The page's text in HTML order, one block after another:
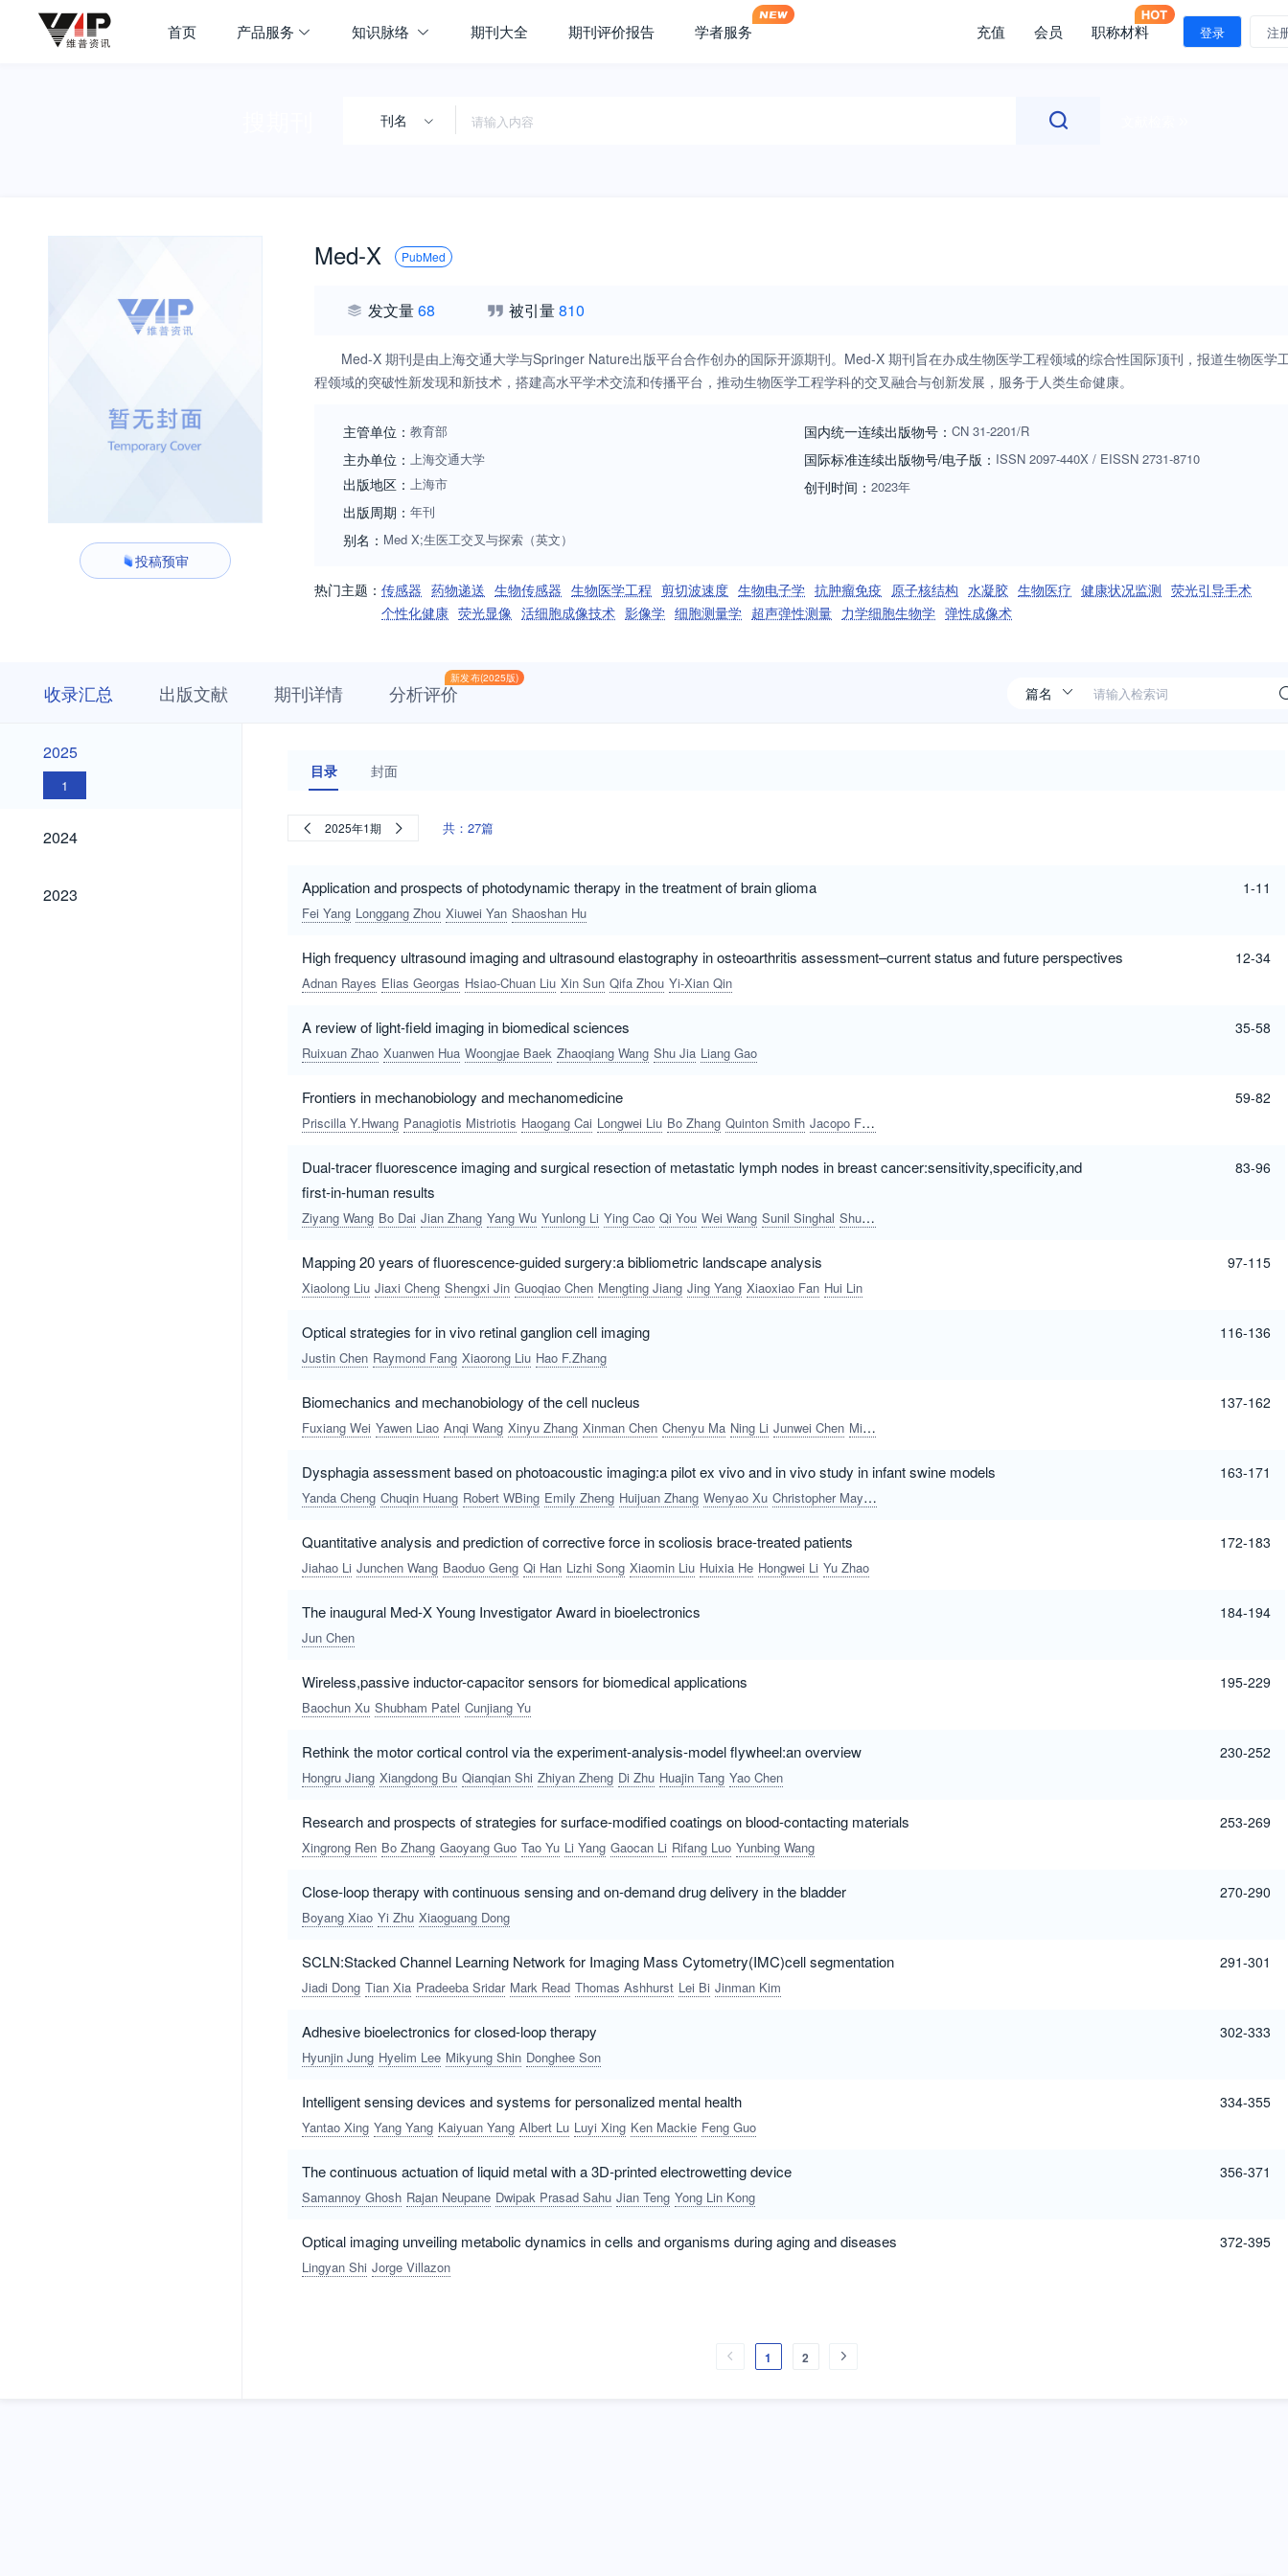
首页 产品服务 知识脉络 期刊大全 期刊评价报告 学者服务 充值 会员 职称材料 登录 注
刊名
投稿预审
Med-X PubMed
发文量68 被引量810
Med-X 期刊是由上海交通大学与Springer Nature出版平台合作创办的国际开源期刊。Med-X 期刊旨在办成生物医学工程领域的综合性国际顶刊，报道生物医学
程领域的突破性新发现和新技术，搭建高水平学术交流和传播平台，推动生物医学工程学科的交叉融合与创新发展，服务于人类生命健康。
主管单位： 教育部
主办单位： 上海交通大学
出版地区： 上海市
出版周期： 年刊
别名： Med X;生医工交叉与探索（英文）
国内统一连续出版物号： CN 31-2201/R
国际标准连续出版物号/电子版 ： ISSN 2097-440X / EISSN 2731-8710
创刊时间： 2023年
热门主题： 传感器 药物递送 生物传感器 生物医学工程 剪切波速度 生物电子学 抗肿瘤免疫 原子核结构 水凝胶 生物医疗 健康状况监测 荧光引导手术
个性化健康 荧光显像 活细胞成像技术 影像学 细胞测量学 超声弹性测量 力学细胞生物学 弹性成像术
收录汇总 出版文献 期刊详情
新发布(2025版)
分析评价
2025
2025
1
2024
2024
2023
2023
目录 封面
2025年1期 共：27篇
Application and prospects of photodynamic therapy in the treatment of brain glioma
Fei Yang Longgang Zhou Xiuwei Yan Shaoshan Hu
1-11
High frequency ultrasound imaging and ultrasound elastography in osteoarthritis assessment–current status and future perspectives
Adnan Rayes Elias Georgas Hsiao-Chuan Liu Xin Sun Qifa Zhou Yi-Xian Qin
12-34
A review of light-field imaging in biomedical sciences
Ruixuan Zhao Xuanwen Hua Woongjae Baek Zhaoqiang Wang Shu Jia Liang Gao
35-58
Frontiers in mechanobiology and mechanomedicine
Priscilla Y.Hwang Panagiotis Mistriotis Haogang Cai Longwei Liu Bo Zhang Quinton Smith Jacopo Ferruzzi
59-82
Dual‑tracer fluorescence imaging and surgical resection of metastatic lymph nodes in breast cancer:sensitivity,specificity,and
first‑in‑human results
Ziyang Wang Bo Dai Jian Zhang Yang Wu Yunlong Li Ying Cao Qi You Wei Wang Sunil Singhal Shuming Nie
83-96
Mapping 20 years of fluorescence-guided surgery:a bibliometric landscape analysis
Xiaolong Liu Jiaxi Cheng Shengxi Jin Guoqiao Chen Mengting Jiang Jing Yang Xiaoxiao Fan Hui Lin
97-115
Optical strategies for in vivo retinal ganglion cell imaging
Justin Chen Raymond Fang Xiaorong Liu Hao F.Zhang
116-136
Biomechanics and mechanobiology of the cell nucleus
Fuxiang Wei Yawen Liao Anqi Wang Xinyu Zhang Xinman Chen Chenyu Ma Ning Li Junwei Chen Mian Long
137-162
Dysphagia assessment based on photoacoustic imaging:a pilot ex vivo and in vivo study in infant swine models
Yanda Cheng Chuqin Huang Robert WBing Emily Zheng Huijuan Zhang Wenyao Xu Christopher Mayerl
163-171
Quantitative analysis and prediction of corrective force in scoliosis brace‑treated patients
Jiahao Li Junchen Wang Baoduo Geng Qi Han Lizhi Song Xiaomin Liu Huixia He Hongwei Li Yu Zhao
172-183
The inaugural Med-X Young Investigator Award in bioelectronics
Jun Chen
184-194
Wireless,passive inductor-capacitor sensors for biomedical applications
Baochun Xu Shubham Patel Cunjiang Yu
195-229
Rethink the motor cortical control via the experiment‑analysis‑model flywheel:an overview
Hongru Jiang Xiangdong Bu Qianqian Shi Zhiyan Zheng Di Zhu Huajin Tang Yao Chen
230-252
Research and prospects of strategies for surface‑modified coatings on blood-contacting materials
Xingrong Ren Bo Zhang Gaoyang Guo Tao Yu Li Yang Gaocan Li Rifang Luo Yunbing Wang
253-269
Close‑loop therapy with continuous sensing and on‑demand drug delivery in the bladder
Boyang Xiao Yi Zhu Xiaoguang Dong
270-290
SCLN:Stacked Channel Learning Network for Imaging Mass Cytometry(IMC)cell segmentation
Jiadi Dong Tian Xia Pradeeba Sridar Mark Read Thomas Ashhurst Lei Bi Jinman Kim
291-301
Adhesive bioelectronics for closed-loop therapy
Hyunjin Jung Hyelim Lee Mikyung Shin Donghee Son
302-333
Intelligent sensing devices and systems for personalized mental health
Yantao Xing Yang Yang Kaiyuan Yang Albert Lu Luyi Xing Ken Mackie Feng Guo
334-355
The continuous actuation of liquid metal with a 3D‑printed electrowetting device
Samannoy Ghosh Rajan Neupane Dwipak Prasad Sahu Jian Teng Yong Lin Kong
356-371
Optical imaging unveiling metabolic dynamics in cells and organisms during aging and diseases
Lingyan Shi Jorge Villazon
372-395
1 2